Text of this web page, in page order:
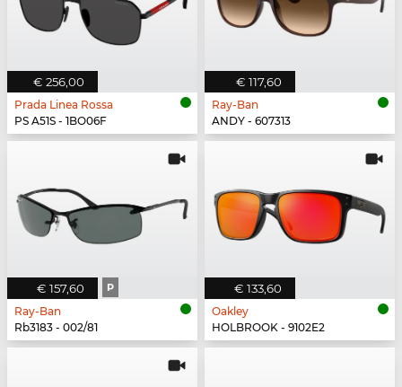
€ 256,00
Prada Linea Rossa
PS A51S - 1BO06F
€ 117,60
Ray-Ban
ANDY - 607313
€ 157,60 P
Ray-Ban
Rb3183 - 002/81
€ 133,60
Oakley
HOLBROOK - 9102E2